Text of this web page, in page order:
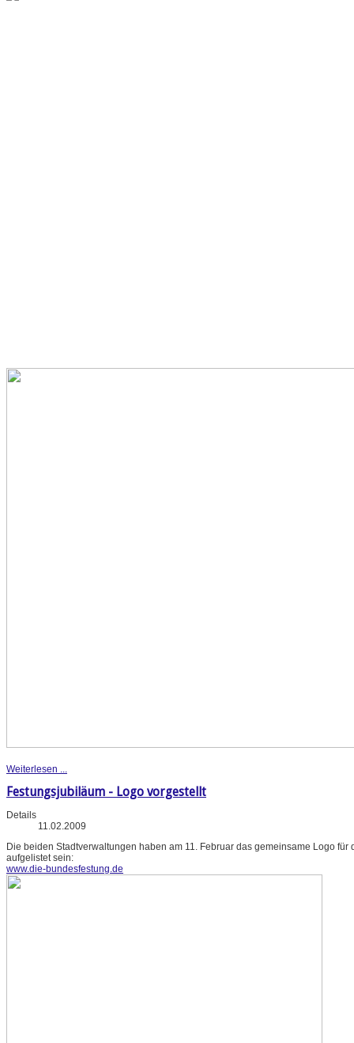
Weiterlesen ...
Festungsjubiläum - Logo vorgestellt
Details
11.02.2009
Die beiden Stadtverwaltungen haben am 11. Februar das gemeinsame Logo
aufgelistet sein:
www.die-bundesfestung.de